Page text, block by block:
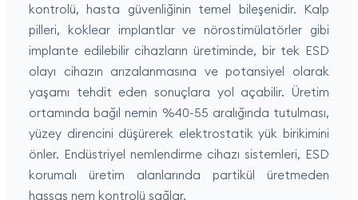
kontrolü, hasta güvenliğinin temel bileşenidir. Kalp
pilleri, koklear implantlar ve nörostimülatörler gibi
implante edilebilir cihazların üretiminde, bir tek ESD
olayı cihazın arızalanmasına ve potansiyel olarak
yaşamı tehdit eden sonuçlara yol açabilir. Üretim
ortamında bağıl nemin %40-55 aralığında tutulması,
yüzey direncini düşürerek elektrostatik yük birikimini
önler. Endüstriyel nemlendirme cihazı sistemleri, ESD
korumalı üretim alanlarında partikül üretmeden
hassas nem kontrolü sağlar.